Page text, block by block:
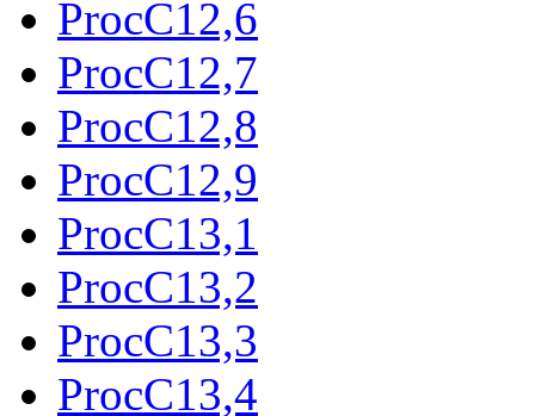
ProcC12,6
ProcC12,7
ProcC12,8
ProcC12,9
ProcC13,1
ProcC13,2
ProcC13,3
ProcC13,4